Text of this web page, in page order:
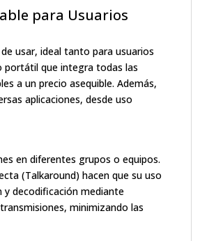
para Usuarios
usar, ideal tanto para usuarios
portátil que integra todas las
a un precio asequible. Además,
aplicaciones, desde uso
en diferentes grupos o equipos.
(Talkaround) hacen que su uso
y decodificación mediante
minimizando las